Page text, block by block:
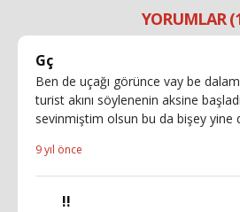
YORUMLAR
Gç
Ben de uçağı görünce vay be
turist akını söylenenin aksine
sevinmiştim olsun bu da bişey yine
9 yıl önce
!!